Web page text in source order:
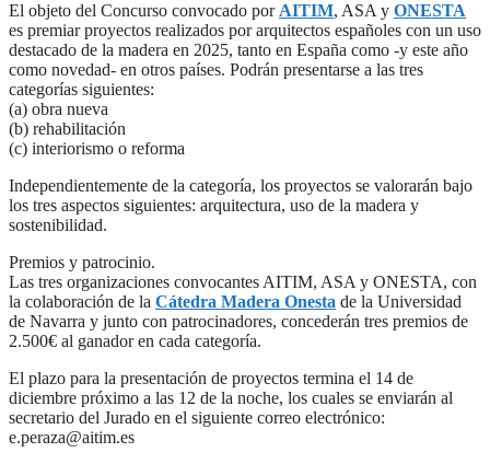
El objeto del Concurso convocado por AITIM, ASA y ONESTA
es premiar proyectos realizados por arquitectos españoles con un uso
destacado de la madera en 2025, tanto en España como -y este año
como novedad- en otros países. Podrán presentarse a las tres
categorías siguientes:
(a) obra nueva
(b) rehabilitación
(c) interiorismo o reforma
Independientemente de la categoría, los proyectos se valorarán bajo
los tres aspectos siguientes: arquitectura, uso de la madera y
sostenibilidad.
Premios y patrocinio.
Las tres organizaciones convocantes AITIM, ASA y ONESTA, con
la colaboración de la Cátedra Madera Onesta de la Universidad
de Navarra y junto con patrocinadores, concederán tres premios de
2.500€ al ganador en cada categoría.
El plazo para la presentación de proyectos termina el 14 de
diciembre próximo a las 12 de la noche, los cuales se enviarán al
secretario del Jurado en el siguiente correo electrónico:
e.peraza@aitim.es